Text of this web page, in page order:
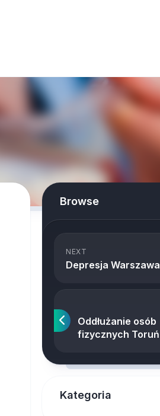
Browse
NEXT
Depresja Warszawa
Oddłużanie osób
fizycznych Toruń
Kategoria